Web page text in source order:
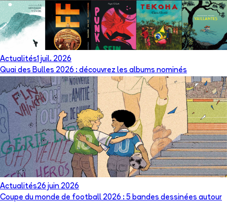
Actualités1 juil. 2026
Quai des Bulles 2026 : découvrez les albums nominés
Actualités26 juin 2026
Coupe du monde de football 2026 : 5 bandes dessinées autour